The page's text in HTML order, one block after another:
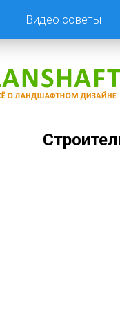
Видео советы